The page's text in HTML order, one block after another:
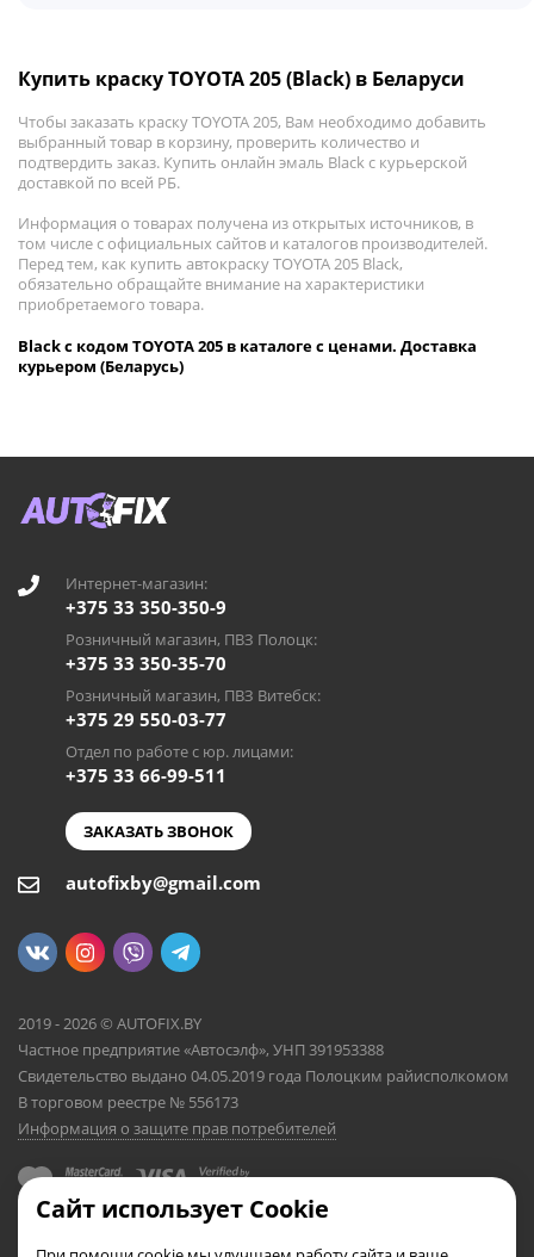
Купить краску TOYOTA 205 (Black) в Беларуси
Чтобы заказать краску TOYOTA 205, Вам необходимо добавить
выбранный товар в корзину, проверить количество и
подтвердить заказ. Купить онлайн эмаль Black с курьерской
доставкой по всей РБ.
Информация о товарах получена из открытых источников, в
том числе с официальных сайтов и каталогов производителей.
Перед тем, как купить автокраску TOYOTA 205 Black,
обязательно обращайте внимание на характеристики
приобретаемого товара.
Black с кодом TOYOTA 205 в каталоге с ценами. Доставка
курьером (Беларусь)
Интернет-магазин:
+375 33 350-350-9
Розничный магазин, ПВЗ Полоцк:
+375 33 350-35-70
Розничный магазин, ПВЗ Витебск:
+375 29 550-03-77
Отдел по работе с юр. лицами:
+375 33 66-99-511
ЗАКАЗАТЬ ЗВОНОК
autofixby@gmail.com
2019 - 2026 © AUTOFIX.BY
Частное предприятие «Автосэлф», УНП 391953388
Свидетельство выдано 04.05.2019 года Полоцким райисполкомом
В торговом реестре № 556173
Информация о защите прав потребителей
Сайт использует Cookie